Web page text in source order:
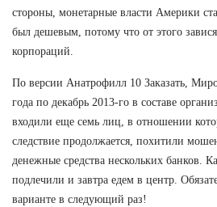
стороны, монетарные власти Америки
был дешевым, потому что от этого
корпораций.
По версии Анатрофилл 10 Заказать,
года по декабрь 2013-го в составе
входили еще семь лиц, в отношении
следствие продолжается, похитили
денежные средства нескольких
подлечили и завтра едем в центр.
варианте в следующий раз!